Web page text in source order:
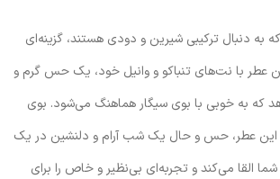
به دنبال ترکیبی شیرین و دودی هستند، گزینه‌ای
عطر با نت‌های تنباکو و وانیل خود، یک حس گرم و
که به خوبی با بوی سیگار هماهنگ می‌شود. بوی
عطر، حس و حال یک شب آرام و دلنشین در یک
القا می‌کند و تجربه‌ای بی‌نظیر و خاص را برای